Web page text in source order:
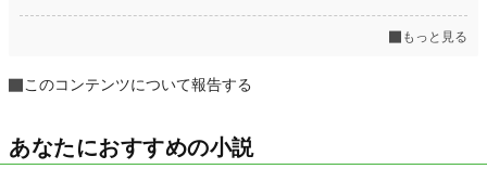
もっと見る
このコンテンツについて報告する
あなたにおすすめの小説